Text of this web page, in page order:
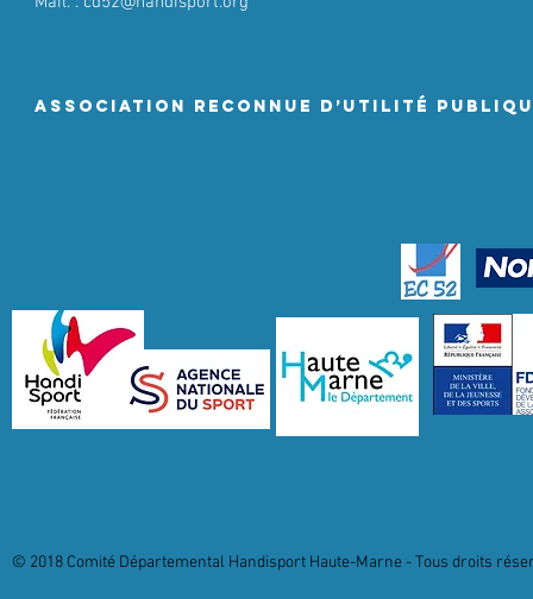
ASSociation RECONNUE D’UTILITÉ
© 2018 Comité Départemental Handisport Haute-Marne - Tous droits